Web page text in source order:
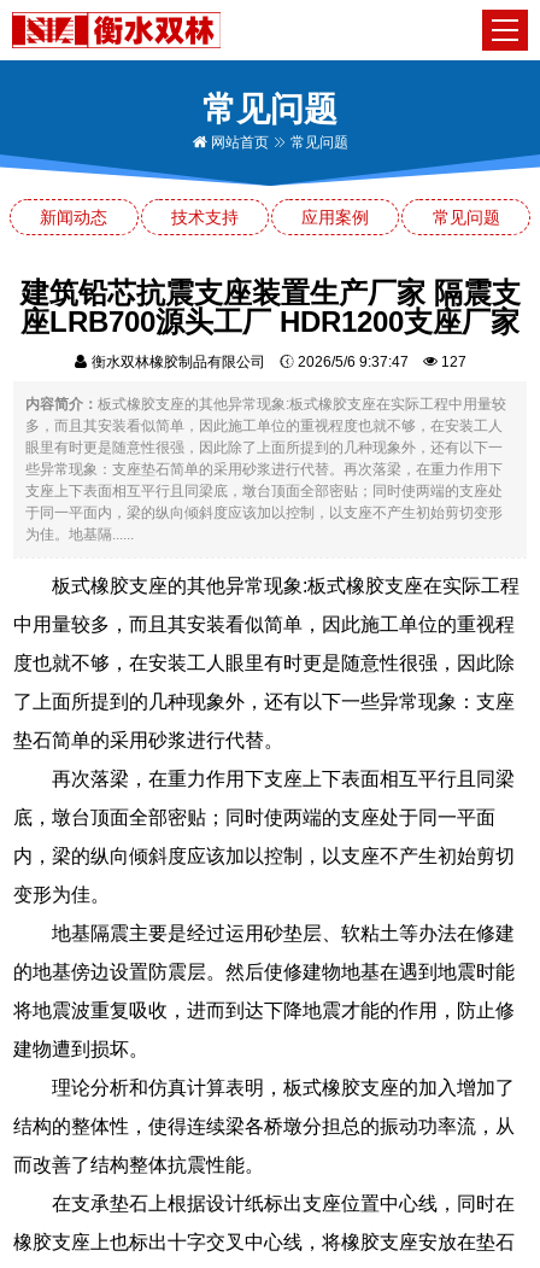
常见问题
网站首页 常见问题
新闻动态 技术支持 应用案例 常见问题
建筑铅芯抗震支座装置生产厂家 隔震支
座LRB700源头工厂 HDR1200支座厂家
衡水双林橡胶制品有限公司 2026/5/6 9:37:47 127
内容简介：板式橡胶支座的其他异常现象:板式橡胶支座在实际工程中用量较
多，而且其安装看似简单，因此施工单位的重视程度也就不够，在安装工人
眼里有时更是随意性很强，因此除了上面所提到的几种现象外，还有以下一
些异常现象：支座垫石简单的采用砂浆进行代替。再次落梁，在重力作用下
支座上下表面相互平行且同梁底，墩台顶面全部密贴；同时使两端的支座处
于同一平面内，梁的纵向倾斜度应该加以控制，以支座不产生初始剪切变形
为佳。地基隔......
板式橡胶支座的其他异常现象:板式橡胶支座在实际工程
中用量较多，而且其安装看似简单，因此施工单位的重视程
度也就不够，在安装工人眼里有时更是随意性很强，因此除
了上面所提到的几种现象外，还有以下一些异常现象：支座
垫石简单的采用砂浆进行代替。
再次落梁，在重力作用下支座上下表面相互平行且同梁
底，墩台顶面全部密贴；同时使两端的支座处于同一平面
内，梁的纵向倾斜度应该加以控制，以支座不产生初始剪切
变形为佳。
地基隔震主要是经过运用砂垫层、软粘土等办法在修建
的地基傍边设置防震层。然后使修建物地基在遇到地震时能
将地震波重复吸收，进而到达下降地震才能的作用，防止修
建物遭到损坏。
理论分析和仿真计算表明，板式橡胶支座的加入增加了
结构的整体性，使得连续梁各桥墩分担总的振动功率流，从
而改善了结构整体抗震性能。
在支承垫石上根据设计纸标出支座位置中心线，同时在
橡胶支座上也标出十字交叉中心线，将橡胶支座安放在垫石